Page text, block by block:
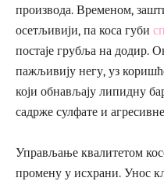
производа. Временом,
осетљивији, па коса губи
постаје грубља на додир.
пажљивију негу, уз
који обнављају липидну
садрже сулфате и
Управљање квалитетом
промену у исхрани. Унос